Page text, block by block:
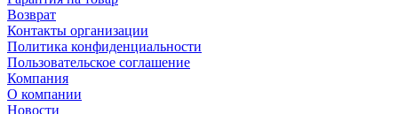
Возврат
Контакты организации
Политика конфиденциальности
Пользовательское соглашение
Компания
О компании
Новости